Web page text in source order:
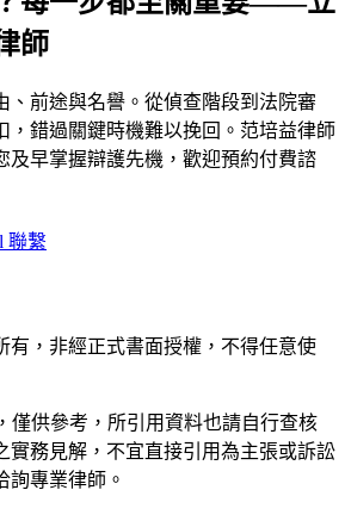
師
、前途與名譽。從偵查階段到法院審
，錯過關鍵時機難以挽回。 范培益律師
及早掌握辯護先機，歡迎預約付費諮
聯繫
有，非經正式書面授權，不得任意使
僅供參考，所引用資料也請自行查核
實務見解，不宜直接引用為主張或訴訟
詢專業律師。